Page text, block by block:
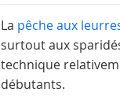
La pêche aux
surtout aux
technique
débutants.